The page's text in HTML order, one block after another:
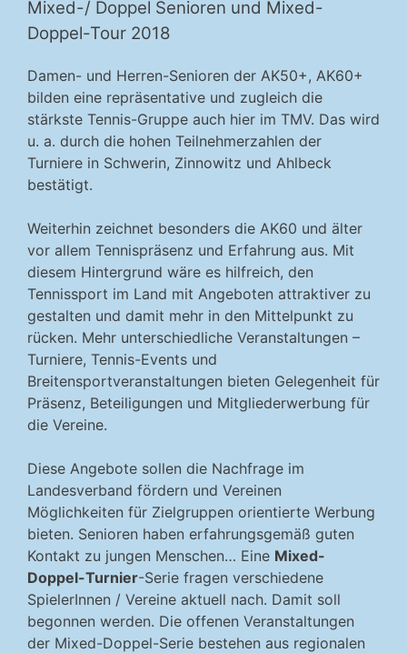
Mixed-/ Doppel Senioren und Mixed-
Doppel-Tour 2018
Damen- und Herren-Senioren der AK50+, AK60+
bilden eine repräsentative und zugleich die
stärkste Tennis-Gruppe auch hier im TMV. Das wird
u. a. durch die hohen Teilnehmerzahlen der
Turniere in Schwerin, Zinnowitz und Ahlbeck
bestätigt.
Weiterhin zeichnet besonders die AK60 und älter
vor allem Tennispräsenz und Erfahrung aus. Mit
diesem Hintergrund wäre es hilfreich, den
Tennissport im Land mit Angeboten attraktiver zu
gestalten und damit mehr in den Mittelpunkt zu
rücken. Mehr unterschiedliche Veranstaltungen –
Turniere, Tennis-Events und
Breitensportveranstaltungen bieten Gelegenheit für
Präsenz, Beteiligungen und Mitgliederwerbung für
die Vereine.
Diese Angebote sollen die Nachfrage im
Landesverband fördern und Vereinen
Möglichkeiten für Zielgruppen orientierte Werbung
bieten. Senioren haben erfahrungsgemäß guten
Kontakt zu jungen Menschen… Eine Mixed-
Doppel-Turnier-Serie fragen verschiedene
SpielerInnen / Vereine aktuell nach. Damit soll
begonnen werden. Die offenen Veranstaltungen
der Mixed-Doppel-Serie bestehen aus regionalen